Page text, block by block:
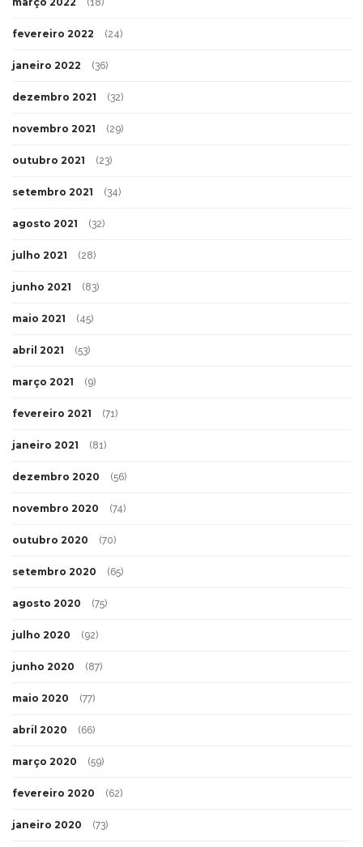
fevereiro 2022 (24)
janeiro 2022 (36)
dezembro 2021 (32)
novembro 2021 (29)
outubro 2021 (23)
setembro 2021 (34)
agosto 2021 (32)
julho 2021 (28)
junho 2021 (83)
maio 2021 (45)
abril 2021 (53)
março 2021 (9)
fevereiro 2021 (71)
janeiro 2021 (81)
dezembro 2020 (56)
novembro 2020 (74)
outubro 2020 (70)
setembro 2020 (65)
agosto 2020 (75)
julho 2020 (92)
junho 2020 (87)
maio 2020 (77)
abril 2020 (66)
março 2020 (59)
fevereiro 2020 (62)
janeiro 2020 (73)